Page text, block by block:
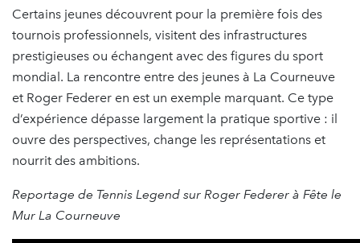
Certains jeunes découvrent pour la première fois des
tournois professionnels, visitent des infrastructures
prestigieuses ou échangent avec des figures du sport
mondial. La rencontre entre des jeunes à La Courneuve
et Roger Federer en est un exemple marquant. Ce type
d’expérience dépasse largement la pratique sportive : il
ouvre des perspectives, change les représentations et
nourrit des ambitions.
Reportage de Tennis Legend sur Roger Federer à Fête le
Mur La Courneuve